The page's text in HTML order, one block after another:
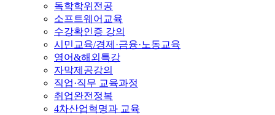
독학학위전공
소프트웨어교육
수강확인증 강의
시민교육/경제·금융·노동교육
영어&해외특강
자막제공강의
직업·직무 교육과정
취업완전정복
4차산업혁명과 교육